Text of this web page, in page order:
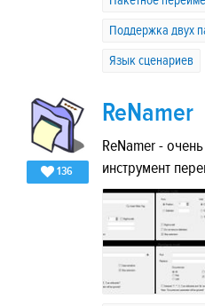
Поддержка двух
Язык сценариев
136
ReNamer
ReNamer -
инструмент